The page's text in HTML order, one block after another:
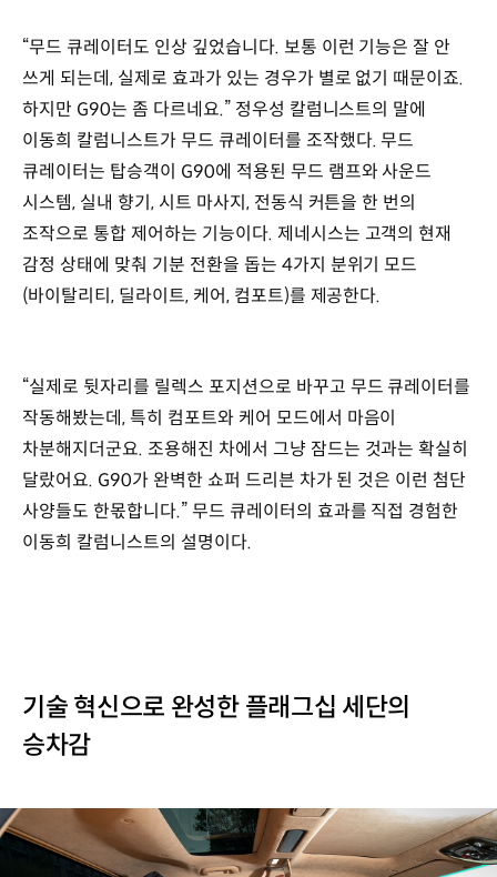
“무드 큐레이터도 인상 깊었습니다. 보통 이런 기능은 잘 안
쓰게 되는데, 실제로 효과가 있는 경우가 별로 없기 때문이죠.
하지만 G90는 좀 다르네요.” 정우성 칼럼니스트의 말에
이동희 칼럼니스트가 무드 큐레이터를 조작했다. 무드
큐레이터는 탑승객이 G90에 적용된 무드 램프와 사운드
시스템, 실내 향기, 시트 마사지, 전동식 커튼을 한 번의
조작으로 통합 제어하는 기능이다. 제네시스는 고객의 현재
감정 상태에 맞춰 기분 전환을 돕는 4가지 분위기 모드
(바이탈리티, 딜라이트, 케어, 컴포트)를 제공한다.
“실제로 뒷자리를 릴렉스 포지션으로 바꾸고 무드 큐레이터를
작동해봤는데, 특히 컴포트와 케어 모드에서 마음이
차분해지더군요. 조용해진 차에서 그냥 잠드는 것과는 확실히
달랐어요. G90가 완벽한 쇼퍼 드리븐 차가 된 것은 이런 첨단
사양들도 한몫합니다.” 무드 큐레이터의 효과를 직접 경험한
이동희 칼럼니스트의 설명이다.
기술 혁신으로 완성한 플래그십 세단의
승차감